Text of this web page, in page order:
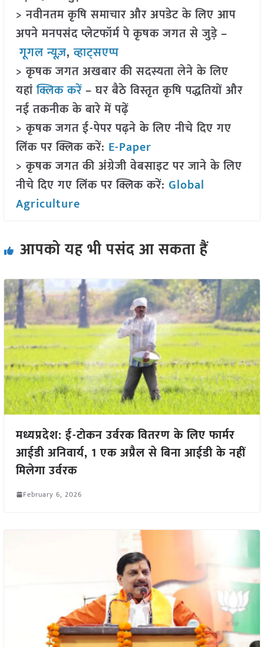
> नवीनतम कृषि समाचार और अपडेट के लिए आप
अपने मनपसंद प्लेटफॉर्म पे कृषक जगत से जुड़े –
गूगल न्यूज़,व्हाट्सएप्प
> कृषक जगत अखबार की सदस्यता लेने के लिए
यहांक्लिक करें– घर बैठे विस्तृत कृषि पद्धतियों और
नई तकनीक के बारे में पढ़ें
> कृषक जगत ई-पेपर पढ़ने के लिए नीचे दिए गए
लिंक पर क्लिक करें: E-Paper
> कृषक जगत की अंग्रेजी वेबसाइट पर जाने के लिए
नीचे दिए गए लिंक पर क्लिक करें: Global
Agriculture
आपको यह भी पसंद आ सकता हैं
मध्यप्रदेश: ई-टोकन उर्वरक वितरण के लिए फार्मर
आईडी अनिवार्य, 1 एक अप्रैल से बिना आईडी के नहीं
मिलेगा उर्वरक
February 6, 2026